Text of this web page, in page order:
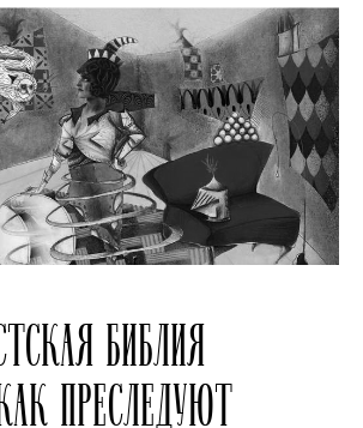
БИБЛИЯ
ПРЕСЛЕДУЮТ